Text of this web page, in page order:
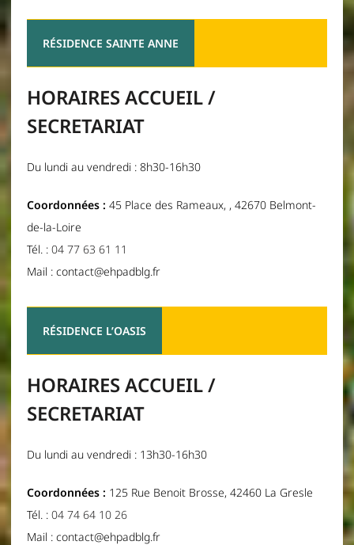
RÉSIDENCE SAINTE ANNE
HORAIRES ACCUEIL /
SECRETARIAT
Du lundi au vendredi : 8h30-16h30
Coordonnées : 45 Place des Rameaux, , 42670 Belmont-
de-la-Loire
Tél. : 04 77 63 61 11
Mail : contact@ehpadblg.fr
RÉSIDENCE L’OASIS
HORAIRES ACCUEIL /
SECRETARIAT
Du lundi au vendredi : 13h30-16h30
Coordonnées : 125 Rue Benoit Brosse, 42460 La Gresle
Tél. : 04 74 64 10 26
Mail : contact@ehpadblg.fr